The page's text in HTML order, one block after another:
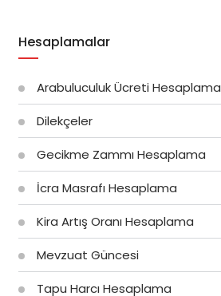
Hesaplamalar
Arabuluculuk Ücreti Hesaplama
Dilekçeler
Gecikme Zammı Hesaplama
İcra Masrafı Hesaplama
Kira Artış Oranı Hesaplama
Mevzuat Güncesi
Tapu Harcı Hesaplama